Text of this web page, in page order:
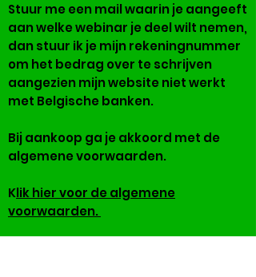
Stuur me een mail waarin je aangeeft
aan welke webinar je deel wilt nemen,
dan stuur ik je mijn rekeningnummer
om het bedrag over te schrijven
aangezien mijn website niet werkt
met Belgische banken.
Bij aankoop ga je akkoord met de
algemene voorwaarden.
Klik hier voor de algemene
voorwaarden.